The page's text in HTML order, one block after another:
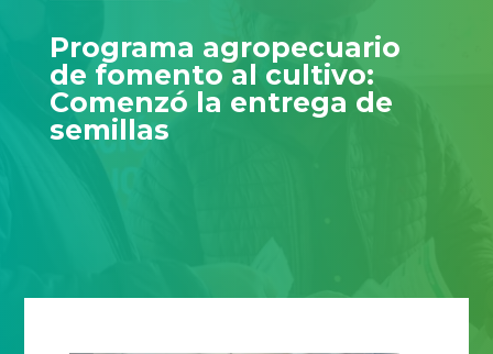
Programa agropecuario
de fomento al cultivo:
Comenzó la entrega de
semillas